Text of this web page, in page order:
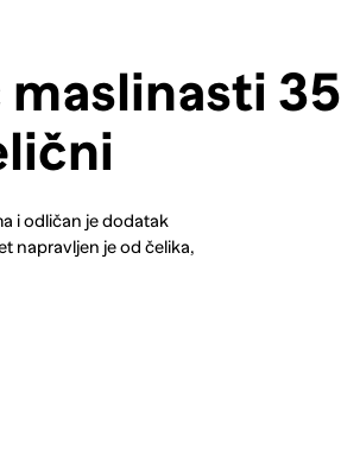
35
i odličan je dodatak
napravljen je od čelika,